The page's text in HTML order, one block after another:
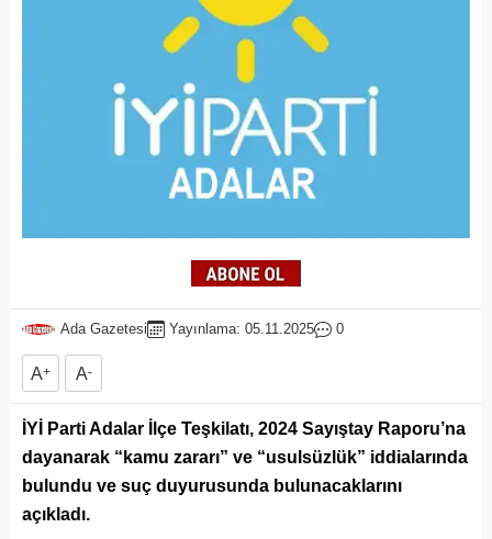
Ada Gazetesi Yayınlama: 05.11.2025 0
A+ A-
İYİ Parti Adalar İlçe Teşkilatı, 2024 Sayıştay Raporu’na
dayanarak “kamu zararı” ve “usulsüzlük” iddialarında
bulundu ve suç duyurusunda bulunacaklarını
açıkladı.